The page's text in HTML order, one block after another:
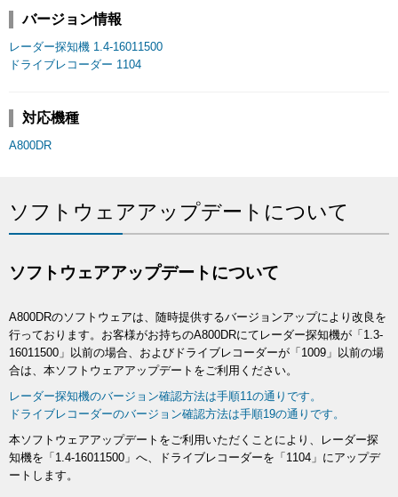
バージョン情報
レーダー探知機 1.4-16011500
ドライブレコーダー 1104
対応機種
A800DR
ソフトウェアアップデートについて
ソフトウェアアップデートについて
A800DRのソフトウェアは、随時提供するバージョンアップにより改良を
行っております。お客様がお持ちのA800DRにてレーダー探知機が「1.3-
16011500」以前の場合、およびドライブレコーダーが「1009」以前の場
合は、本ソフトウェアアップデートをご利用ください。
レーダー探知機のバージョン確認方法は手順11の通りです。
ドライブレコーダーのバージョン確認方法は手順19の通りです。
本ソフトウェアアップデートをご利用いただくことにより、レーダー探
知機を「1.4-16011500」へ、ドライブレコーダーを「1104」にアップデ
ートします。